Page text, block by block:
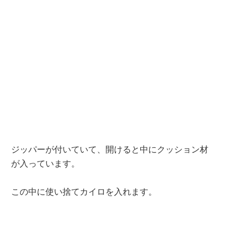
ジッパーが付いていて、開けると中にクッション材
が入っています。
この中に使い捨てカイロを入れます。